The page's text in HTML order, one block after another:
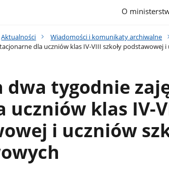
O
Aktualności Wiadomości i komunikaty archiwalne
dla uczniów klas IV-VIII szkoły podstawowej
dwa tygodnie
uczniów klas IV-
i uczniów